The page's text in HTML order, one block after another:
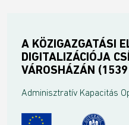
A KÖZIGAZGATÁSI
DIGITALIZÁCIÓJA
VÁROSHÁZÁN
Adminisztratív Kapacitás